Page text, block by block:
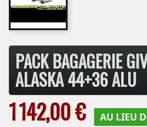
PACK BAGAGERIE
ALASKA 44+36 ALU
1 142,00 € AU LIEU